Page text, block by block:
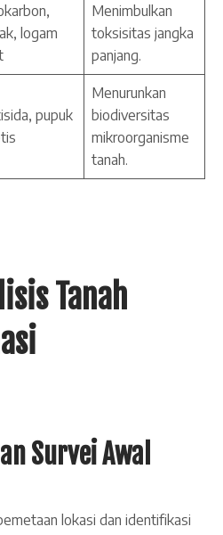
logam
Menimbulkan
toksisitas jangka
panjang.
pupuk
Menurunkan
biodiversitas
mikroorganisme
tanah.
Tanah
Survei Awal
lokasi dan identifikasi